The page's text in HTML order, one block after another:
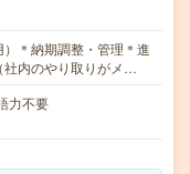
＊納期調整・管理＊進
社内のやり取りがメ…
力不要